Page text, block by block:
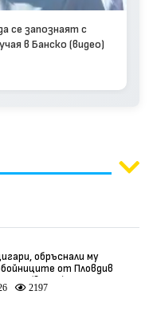
се запознаят с
в Банско (видео)
обръснали му
от Пловдив
(видео)
2197